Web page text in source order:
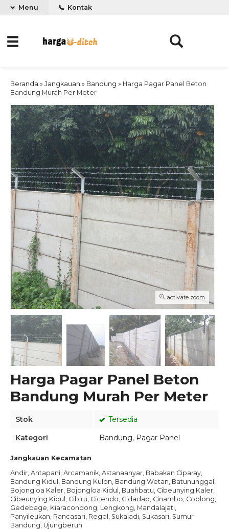
Menu Kontak
Beranda » Jangkauan » Bandung » Harga Pagar Panel Beton
Bandung Murah Per Meter
activate zoom
Harga Pagar Panel Beton
Bandung Murah Per Meter
Stok
Tersedia
Kategori
Bandung, Pagar Panel
Jangkauan Kecamatan
Andir, Antapani, Arcamanik, Astanaanyar, Babakan Ciparay,
Bandung Kidul, Bandung Kulon, Bandung Wetan, Batununggal,
Bojongloa Kaler, Bojongloa Kidul, Buahbatu, Cibeunying Kaler,
Cibeunying Kidul, Cibiru, Cicendo, Cidadap, Cinambo, Coblong,
Gedebage, Kiaracondong, Lengkong, Mandalajati,
Panyileukan, Rancasari, Regol, Sukajadi, Sukasari, Sumur
Bandung, Ujungberun